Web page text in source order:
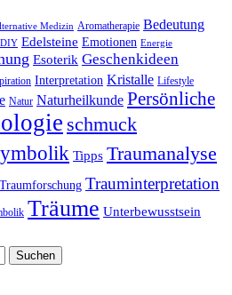
Medizin Aromatherapie Bedeutung
DIY Edelsteine Emotionen Energie
Esoterik Geschenkideen
Interpretation Kristalle Lifestyle
Natur Naturheilkunde Persönliche
schmuck
Tipps Traumanalyse
Traumforschung Trauminterpretation
Träume Unterbewusstsein